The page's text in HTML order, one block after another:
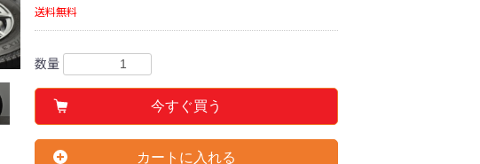
送料無料
数量
今すぐ買う
カートに入れる